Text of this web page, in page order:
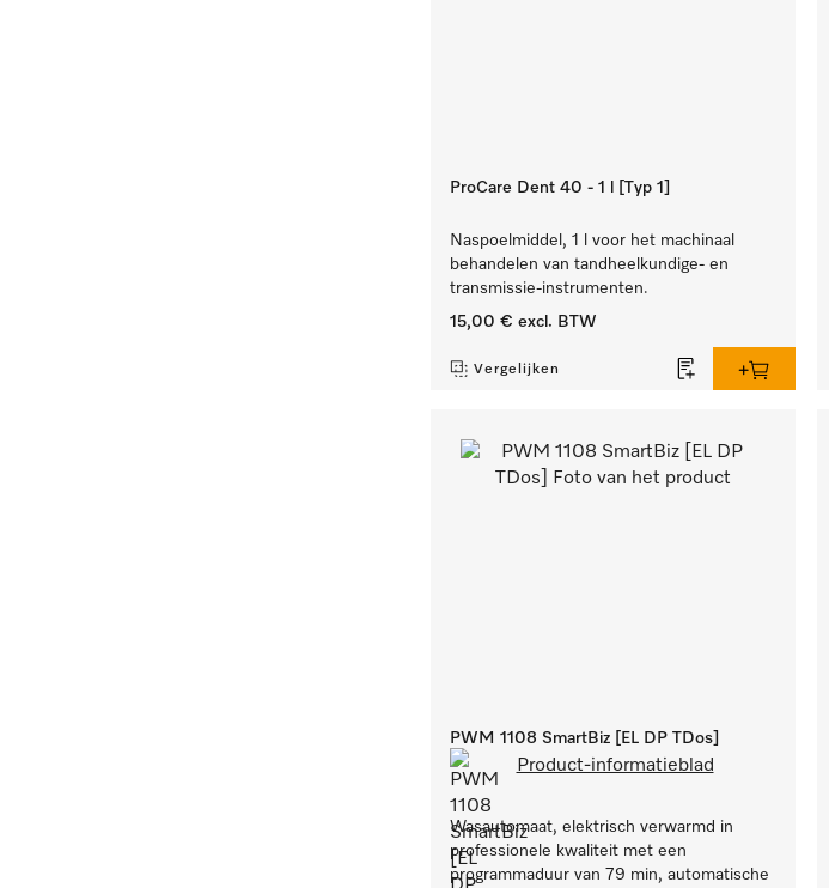
ProCare Dent 40 - 1 l [Typ 1]
Naspoelmiddel, 1 l voor het machinaal
behandelen van tandheelkundige- en
transmissie-instrumenten.
15,00 € excl. BTW
Vergelijken
PWM 1108 SmartBiz [EL DP TDos]
Product-informatieblad
Wasautomaat, elektrisch verwarmd in
professionele kwaliteit met een
programmaduur van 79 min, automatische